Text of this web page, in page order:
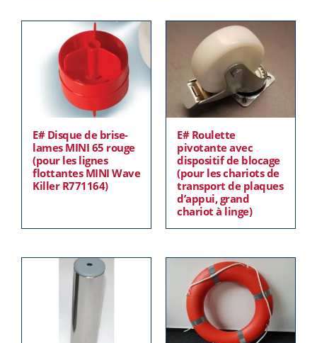
E# Disque de brise-
lames MINI 65 rouge
(pour les lignes
flottantes MINI Wave
Killer R771164)
E# Roulette
pivotante avec
dispositif de blocage
(pour les chariots de
transport de plaques
d’appui, grand
chariot à linge)